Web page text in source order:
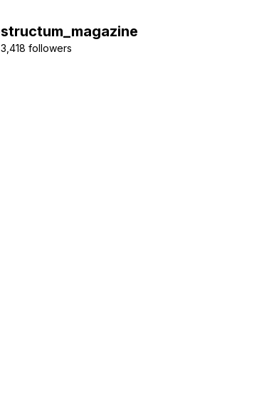
structum_magazine
3,418 followers